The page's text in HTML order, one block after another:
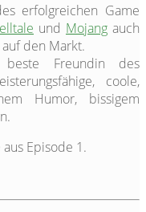
erfolgreichen Game
und Mojang auch
den Markt.
Freundin des
coole,
Humor, bissigem
Episode 1.